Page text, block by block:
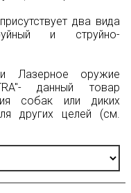
два вида
и струйно-
Лазерное оружие
данный товар
собак или диких
других целей (см.